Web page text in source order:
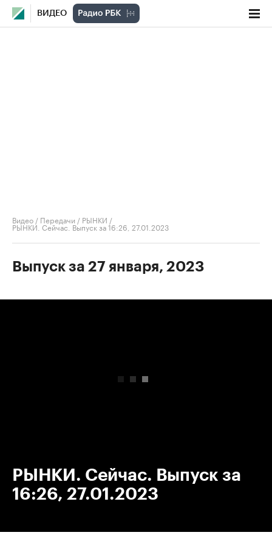
ВИДЕО
Видео / Передачи / РЫНКИ /
РЫНКИ. Сейчас. Выпуск за 16:26, 27.01.2023
Выпуск за 27 января, 2023
РЫНКИ. Сейчас. Выпуск за
16:26, 27.01.2023